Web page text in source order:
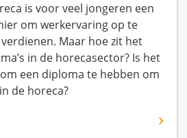
is voor veel jongeren een
om werkervaring op te
Maar hoe zit het
in de horecasector? Is het
een diploma te hebben om
de horeca?